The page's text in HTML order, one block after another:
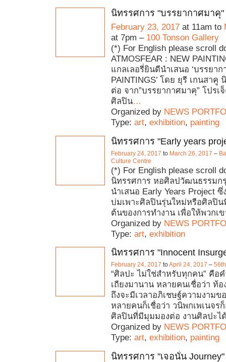
นิทรรศการ "บรรยากาศมาคุ"
February 23, 2017 at 11am to
at 7pm – 100 Tonson Gallery
(*) For English please scroll
ATMOSFEAR : NEW
แกลเลอรี่ยินดีนําเสนอ ‘บรรยา
PAINTINGS’ โดย ยุรี เกนสาคู
ต่อ จาก”บรรยากาศมาคุ” โปรเ
ศิลปิน…
Organized by NEWS
Type: art, exhibition, painting
นิทรรศการ "Early years
February 24, 2017 to March 26, 2017 –
Culture Centre
(*) For English please scroll
นิทรรศการ หอศิลปวัฒนธรรมก
นำเสนอ Early Years Project ซึ่
บ่มเพาะศิลปินรุ่นใหม่หรือศิลปิน
ต้นของการทำงาน เพื่อให้พวกเข
Organized by NEWS
Type: art, exhibition
นิทรรศการ "Innocent
February 24, 2017 toApril 24, 2017 –
“ศิลปะ ไม่ใช่สำหรับทุกคน” คือ
เถียงมานาน หลายคนเชื่อว่า ท้
ถึงจะมีเวลาอภิเชษฐ์ความงามข
หลายคนก็เชื่อว่า วนิพกเพเนจร
ศิลปินที่มีมุมมองต่อ งานศิลปะไ
Organized by NEWS
Type: art, exhibition, painting
นิทรรศการ "เจอนั่น